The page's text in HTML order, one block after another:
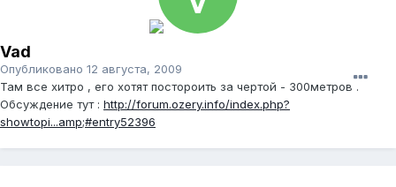
Vad
Опубликовано 12 августа, 2009
Там все хитро , его хотят постороить за чертой - 300метров .
Обсуждение тут : http://forum.ozery.info/index.php?
showtopi...amp;#entry52396